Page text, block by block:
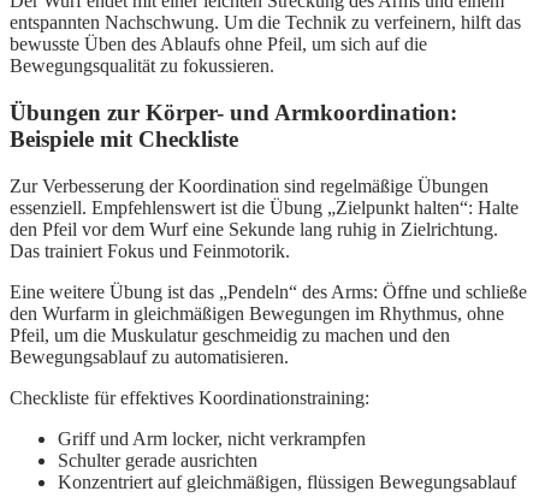
entspannten Nachschwung. Um die Technik zu verfeinern, hilft das
bewusste Üben des Ablaufs ohne Pfeil, um sich auf die
Bewegungsqualität zu fokussieren.
Übungen zur Körper- und Armkoordination:
Beispiele mit Checkliste
Zur Verbesserung der Koordination sind regelmäßige Übungen
essenziell. Empfehlenswert ist die Übung „Zielpunkt halten“: Halte
den Pfeil vor dem Wurf eine Sekunde lang ruhig in Zielrichtung.
Das trainiert Fokus und Feinmotorik.
Eine weitere Übung ist das „Pendeln“ des Arms: Öffne und schließe
den Wurfarm in gleichmäßigen Bewegungen im Rhythmus, ohne
Pfeil, um die Muskulatur geschmeidig zu machen und den
Bewegungsablauf zu automatisieren.
Checkliste für effektives Koordinationstraining:
Griff und Arm locker, nicht verkrampfen
Schulter gerade ausrichten
Konzentriert auf gleichmäßigen, flüssigen Bewegungsablauf